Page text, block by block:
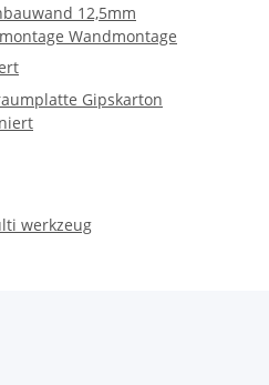
12,5mm
Wandmontage
Gipskarton
werkzeug